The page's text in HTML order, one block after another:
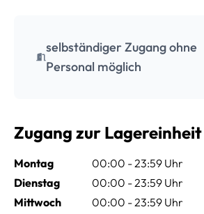
selbständiger Zugang ohne
Personal möglich
Zugang zur Lagereinheit
Montag
00:00 - 23:59 Uhr
Dienstag
00:00 - 23:59 Uhr
Mittwoch
00:00 - 23:59 Uhr